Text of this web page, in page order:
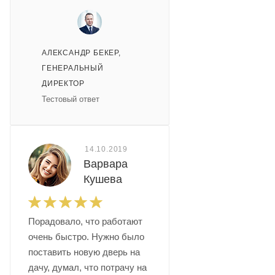
АЛЕКСАНДР БЕКЕР,
ГЕНЕРАЛЬНЫЙ
ДИРЕКТОР
Тестовый ответ
14.10.2019
Варвара
Кушева
Порадовало, что работают
очень быстро. Нужно было
поставить новую дверь на
дачу, думал, что потрачу на